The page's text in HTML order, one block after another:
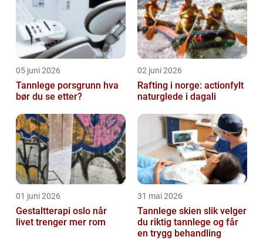
05 juni 2026
Tannlege porsgrunn hva
bør du se etter?
02 juni 2026
Rafting i norge: actionfylt
naturglede i dagali
01 juni 2026
Gestaltterapi oslo når
livet trenger mer rom
31 mai 2026
Tannlege skien slik velger
du riktig tannlege og får
en trygg behandling